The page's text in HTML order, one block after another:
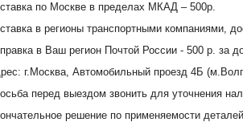
по Москве в пределах МКАД – 500р.
в регионы транспортными компаниями,
в Ваш регион Почтой России - 500 р. за
г.Москва, Автомобильный проезд 4Б
перед выездом звонить для уточнения
решение по применяемости